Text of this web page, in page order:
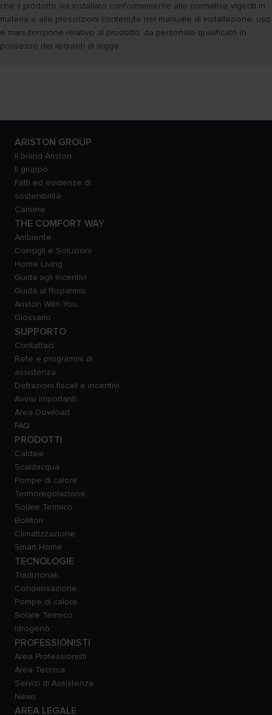
che il prodotto sia installato conformemente alle normative vigenti in
materia e alle prescrizioni contenute nel manuale di installazione, uso
e manutenzione relativo al prodotto, da personale qualificato in
possesso dei requisiti di legge.
ARISTON GROUP
Il brand Ariston
Il gruppo
Fatti ed evidenze di
sostenibilità
Carriere
THE COMFORT WAY
Ambiente
Consigli e Soluzioni
Home Living
Guida agli Incentivi
Guida al Risparmio
Ariston With You
Glossario
SUPPORTO
Contattaci
Rete e programmi di
assistenza
Detrazioni fiscali e incentivi
Avvisi Importanti
Area Dowload
FAQ
PRODOTTI
Caldaie
Scaldacqua
Pompe di calore
Termoregolazione
Solare Termico
Bollitori
Climatizzazione
Smart Home
TECNOLOGIE
Tradizionali
Condensazione
Pompe di calore
Solare Termico
Idrogeno
PROFESSIONISTI
Area Professionisti
Area Tecnica
Servizi di Assistenza
News
AREA LEGALE